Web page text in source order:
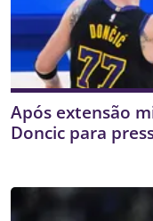
Após extensão
Doncic para